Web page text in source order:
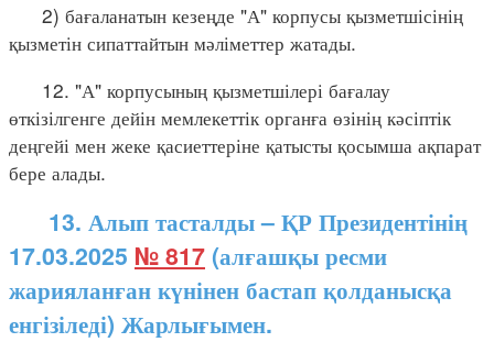
2) бағаланатын кезеңде "А" корпусы қызметшісінің
қызметін сипаттайтын мәліметтер жатады.
12. "А" корпусының қызметшілері бағалау
өткізілгенге дейін мемлекеттік органға өзінің кәсіптік
деңгейі мен жеке қасиеттеріне қатысты қосымша ақпарат
бере алады.
13. Алып тасталды – ҚР Президентінің
17.03.2025 № 817 (алғашқы ресми
жарияланған күнінен бастап қолданысқа
енгізіледі) Жарлығымен.